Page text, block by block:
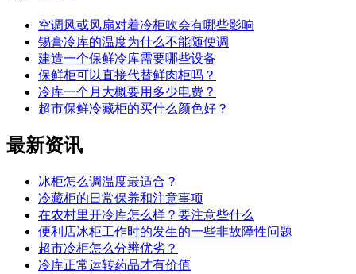
空调风或风扇对着冷柜吹会有哪些影响
锡膏冷库的温度为什么不能随便调
建造一个保鲜冷库需要哪些设备
保鲜柜可以直接代替鲜肉柜吗？
冷库一个月大概要用多少电费？
超市保鲜冷藏柜的买什么颜色好？
最新资讯
冰柜怎么调温度最适合？
冷藏柜的日常保养和注意事项
在农村里开冷库怎么样？要注意些什么
便利店冰柜工作时的发生的一些非故障性问题
超市冷柜怎么分辨优劣？
冷库正常运转药品才有价值